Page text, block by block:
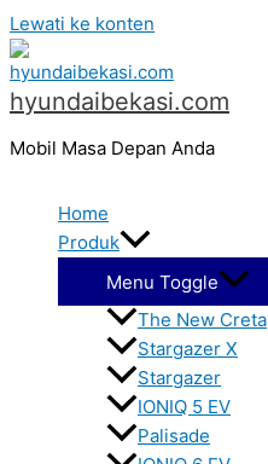
Lewati ke konten
hyundaibekasi.com
Mobil Masa Depan Anda
Home
Produk
Menu Toggle
The New Creta
Stargazer X
Stargazer
IONIQ 5 EV
Palisade